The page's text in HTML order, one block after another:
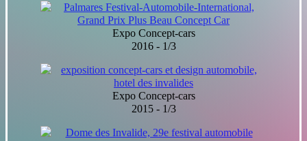
Expo Concept-cars
2016 - 1/3
Expo Concept-cars
2015 - 1/3